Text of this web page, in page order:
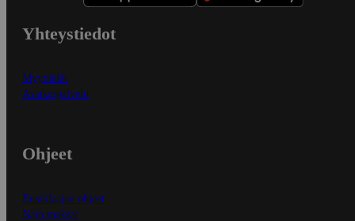
Yhteystiedot
Myymälät
Asiakaspalvelu
Ohjeet
Ensitilaajan ohjeet
Näin maksat